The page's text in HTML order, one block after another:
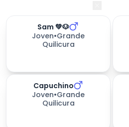
Sam 💚🐶
Joven•Grande
Quilicura
días esperando
Capuchino
Joven•Grande
Quilicura